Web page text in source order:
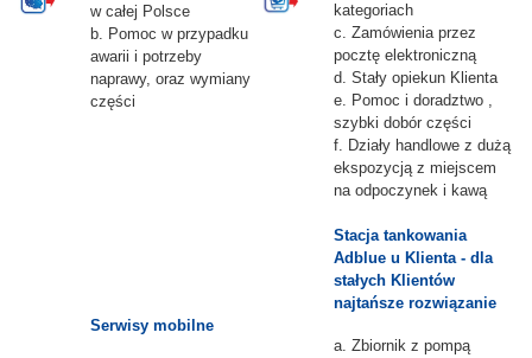
w całej Polsce
b. Pomoc w przypadku
awarii i potrzeby
naprawy, oraz wymiany
części
kategoriach
c. Zamówienia przez
pocztę elektroniczną
d. Stały opiekun Klienta
e. Pomoc i doradztwo ,
szybki dobór części
f. Działy handlowe z dużą
ekspozycją z miejscem
na odpoczynek i kawą
Serwisy mobilne
Stacja tankowania
Adblue u Klienta - dla
stałych Klientów
najtańsze rozwiązanie
a. Zbiornik z pompą